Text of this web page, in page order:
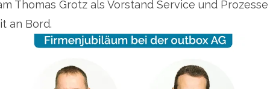
Thomas Grotz als Vorstand Service und Prozesse
an Bord.